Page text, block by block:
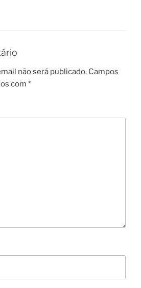
não será publicado. Campos
com *